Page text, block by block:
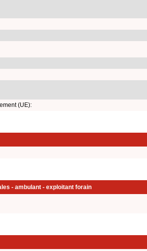
(UE):
- ambulant - exploitant forain